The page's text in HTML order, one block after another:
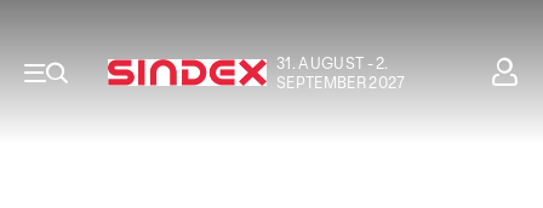
31. AUGUST - 2.
SEPTEMBER 2027